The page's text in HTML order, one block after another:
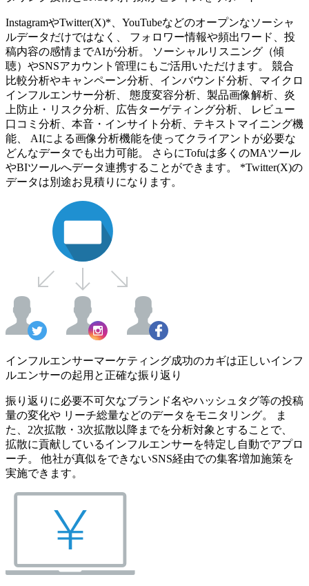
InstagramやTwitter(X)*、YouTubeなどのオープンなソーシャ
ルデータだけではなく、 フォロワー情報や頻出ワード、投
稿内容の感情までAIが分析。 ソーシャルリスニング（傾
聴）やSNSアカウント管理にもご活用いただけます。 競合
比較分析やキャンペーン分析、インバウンド分析、マイクロ
インフルエンサー分析、 態度変容分析、製品画像解析、炎
上防止・リスク分析、広告ターゲティング分析、 レビュー
口コミ分析、本音・インサイト分析、テキストマイニング機
能、 AIによる画像分析機能を使ってクライアントが必要な
どんなデータでも出力可能。 さらにTofuは多くのMAツール
やBIツールへデータ連携することができます。 *Twitter(X)の
データは別途お見積りになります。
インフルエンサーマーケティング成功のカギは正しいインフ
ルエンサーの起用と正確な振り返り
振り返りに必要不可欠なブランド名やハッシュタグ等の投稿
量の変化や リーチ総量などのデータをモニタリング。 ま
た、2次拡散・3次拡散以降までを分析対象とすることで、
拡散に貢献しているインフルエンサーを特定し自動でアプロ
ーチ。 他社が真似をできないSNS経由での集客増加施策を
実施できます。